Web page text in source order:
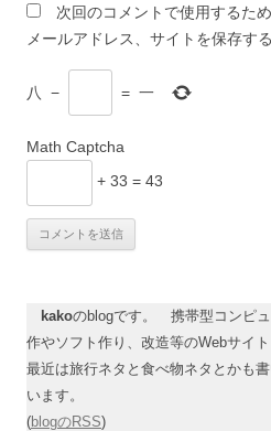
次回のコメントで使用するた
メールアドレス、サイトを保存する
八 − = 一
Math Captcha
+ 33 = 43
kakoのblogです。 携帯型コンピ
作やソフト作り、改造等のWebサイ
最近は旅行ネタと食べ物ネタとかも
います。
(blogのRSS)